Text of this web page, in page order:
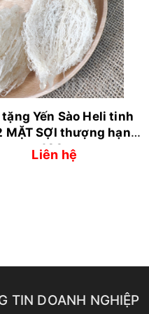
tặng Yến Sào Heli tinh
MẶT SỢI thượng hạng
- 100gr
Liên hệ
TIN DOANH NGHIỆP